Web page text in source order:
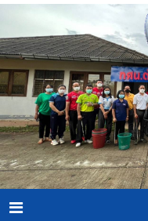
content
Menu